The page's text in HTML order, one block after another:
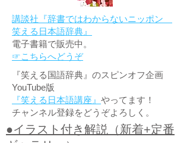
講談社『辞書ではわからないニッポン
笑える日本語辞典』
電子書籍で販売中。
☞こちらへどうぞ
『笑える国語辞典』のスピンオフ企画
YouTube版
『笑える日本語講座』 やってます！
チャンネル登録をどうぞよろしく。
●イラスト付き解説（新着+定番